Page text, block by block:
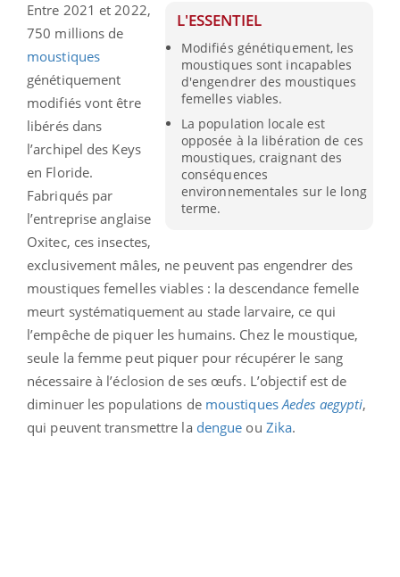
L'ESSENTIEL
Modifiés génétiquement, les
moustiques sont incapables
d'engendrer des moustiques
femelles viables.
La population locale est
opposée à la libération de ces
moustiques, craignant des
conséquences
environnementales sur le long
terme.
Entre 2021 et 2022,
750 millions de
moustiques
génétiquement
modifiés vont être
libérés dans
l’archipel des Keys
en Floride.
Fabriqués par
l’entreprise anglaise
Oxitec, ces insectes,
exclusivement mâles, ne peuvent pas engendrer des
moustiques femelles viables : la descendance femelle
meurt systématiquement au stade larvaire, ce qui
l’empêche de piquer les humains. Chez le moustique,
seule la femme peut piquer pour récupérer le sang
nécessaire à l’éclosion de ses œufs. L’objectif est de
diminuer les populations de moustiquesAedes aegypti,
qui peuvent transmettre la dengue ou Zika.